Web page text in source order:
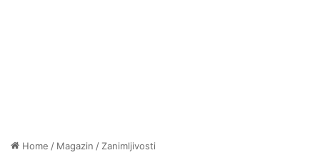
Home / Magazin / Zanimljivosti